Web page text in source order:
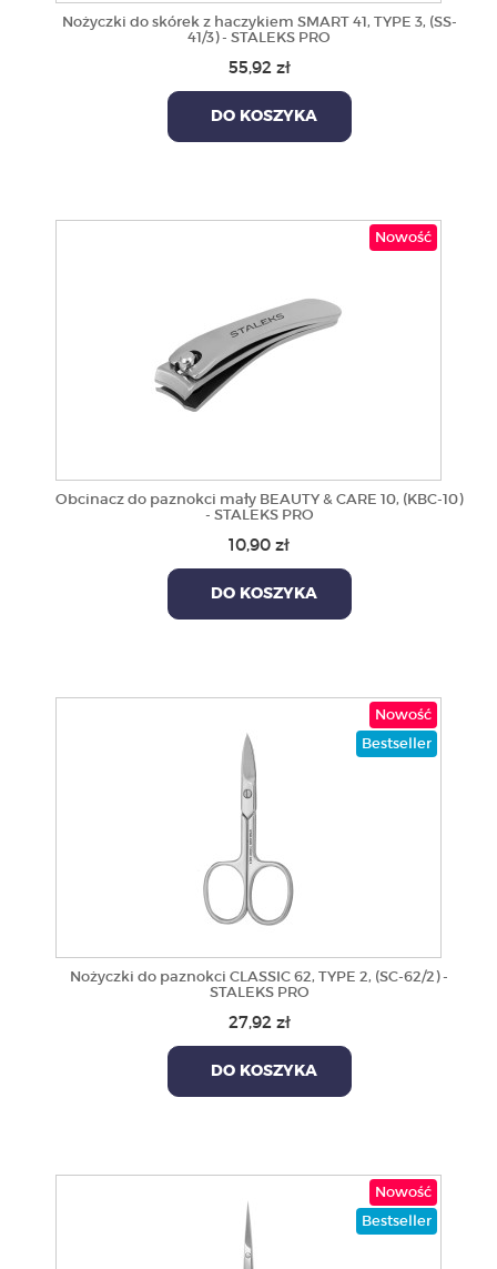
Nożyczki do skórek z haczykiem SMART 41, TYPE 3, (SS-
41/3) - STALEKS PRO
55,92 zł
DO KOSZYKA
Nowość
Obcinacz do paznokci mały BEAUTY & CARE 10, (KBC-10)
- STALEKS PRO
10,90 zł
DO KOSZYKA
Nowość
Bestseller
Nożyczki do paznokci CLASSIC 62, TYPE 2, (SC-62/2) -
STALEKS PRO
27,92 zł
DO KOSZYKA
Nowość
Bestseller